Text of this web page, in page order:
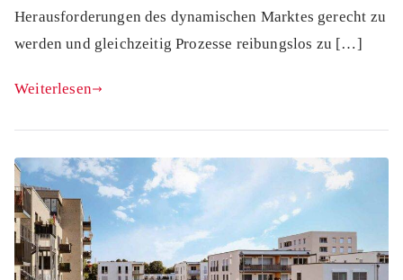
Herausforderungen des dynamischen Marktes gerecht zu
werden und gleichzeitig Prozesse reibungslos zu […]
Weiterlesen